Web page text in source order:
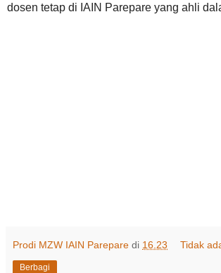
dosen tetap di IAIN Parepare yang ahli
Prodi MZW IAIN Parepare di 16.23 Tidak
Berbagi